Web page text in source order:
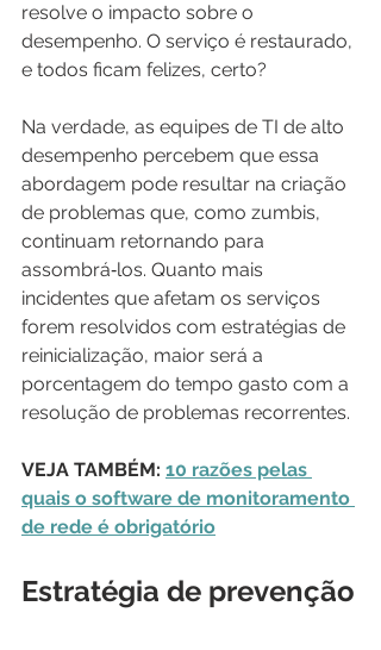
resolve o impacto sobre o
desempenho. O serviço é restaurado,
e todos ficam felizes, certo?
Na verdade, as equipes de TI de alto
desempenho percebem que essa
abordagem pode resultar na criação
de problemas que, como zumbis,
continuam retornando para
assombrá‑los. Quanto mais
incidentes que afetam os serviços
forem resolvidos com estratégias de
reinicialização, maior será a
porcentagem do tempo gasto com a
resolução de problemas recorrentes.
VEJA TAMBÉM: 10 razões pelas
quais o software de monitoramento
de rede é obrigatório
Estratégia de prevenção